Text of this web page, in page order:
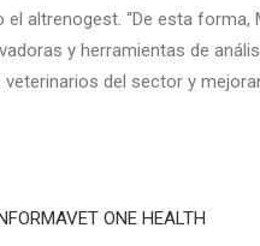
altrenogest. “De esta forma,
y herramientas de
del sector y
ONE HEALTH